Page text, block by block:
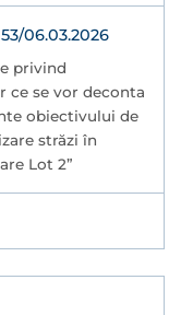
06.03.2026
privind
ce se vor deconta
obiectivului de
străzi în
Lot 2”